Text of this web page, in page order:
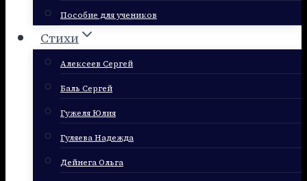
Пособие для учеников
Стихи
Алексеев Сергей
Баль Сергей
Гужеля Юлия
Гуляева Надежда
Дейнега Ольга